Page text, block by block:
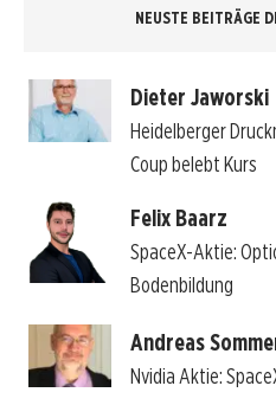
NEUSTE BEITRÄGE
Dieter Jaworski
Heidelberger
Coup belebt Kurs
Felix Baarz
SpaceX-Aktie:
Bodenbildung
Andreas
Nvidia Aktie: